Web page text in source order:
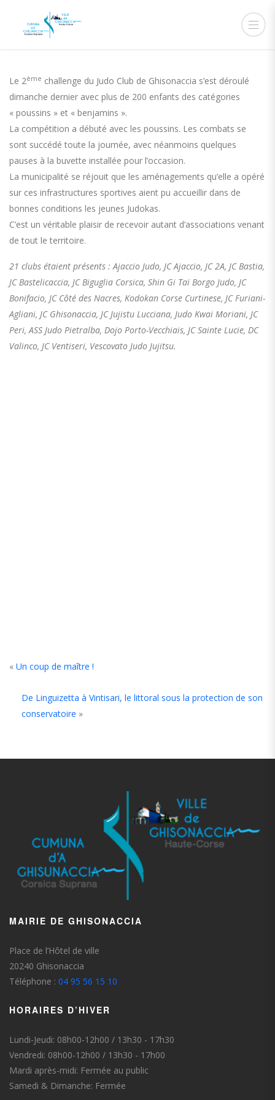
Le 2ème challenge du Judo Club de Ghisonaccia s’est déroulé
dimanche dernier avec plus de 200 enfants des catégories
« poussins » et « benjamins ».
La compétition a débuté avec les poussins. Les combats se
sont succédé toute la journée, avec néanmoins quelques
pauses à la buvette installée pour l’occasion.
La municipalité se réjouit que les aménagements qu’elle a opéré
sur ces infrastructures sportives aient pu accueillir dans de
bonnes conditions les jeunes Judokas.
C’est un véritable plaisir de recevoir autant d’associations venant
de tout le territoire.
21 clubs étaient présents : Ajaccio Judo, JC Ajaccio, JC 2A, JC Bastia,
JC Bastelicaccia, JC Biguglia Corsica, Shin Gi Taï Borgo Judo, JC
Bonifacio, JC Côté des Nacres, Kodokan Corse Curtinese, JC Furiani-
Agliani, JC Ghisonaccia, JC Jujistu Lucciana, Judo Kwai Moriani, JC
Peri, ASS Judo Pietralba, Dojo Porto-Vecchiais, JC Sainte Lucie, DC
Valinco, JC Ventiseri, Vescovato Judo Jujitsu.
« Un coup de maître !
De Linguizetta à Vintisari, le littoral sous la protection de son
conservatoire »
MAIRIE DE GHISONACCIA
Place de l’Hôtel de ville
20240 Ghisonaccia
Téléphone : 04 95 56 15 10
HORAIRES D’HIVER
Lundi-Jeudi: 08h00-12h00 / 13h30 - 17h30
Vendredi: 08h00-12h00 / 13h30 - 17h00
Mardi après-midi: Fermée au public
Samedi & Dimanche: Fermée